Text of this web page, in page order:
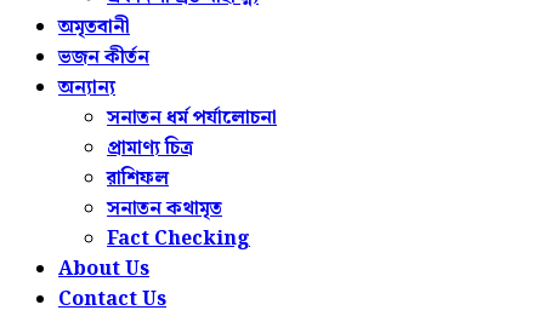
অমৃতবানী
ভজন কীর্তন
অন্যান্য
সনাতন ধর্ম পর্যালোচনা
প্রামাণ্য চিত্র
রাশিফল
সনাতন কথামৃত
Fact Checking
About Us
Contact Us